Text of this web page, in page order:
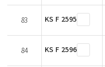
83 KS F 2595
84 KS F 2596